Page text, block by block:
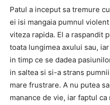
Patul a inceput sa tremure
ei isi mangaia pumnul
viteza rapida. El a raspandit
toata lungimea axului sau,
in timp ce se dadea
in saltea si si-a strans
mare frustrare. A nu putea
manance de vie, iar faptul